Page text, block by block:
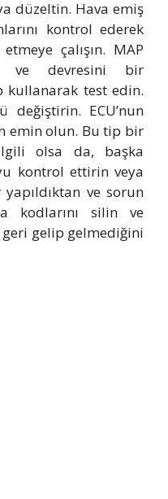
düzeltin. Hava emiş
kontrol ederek
çalışın. MAP
ve devresini bir
kullanarak test edin.
değiştirin. ECU’nun
emin olun. Bu tip bir
olsa da, başka
kontrol ettirin veya
ve sorun
kodlarını silin ve
gelip gelmediğini